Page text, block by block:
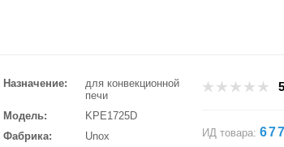
Назначение
для конвекционной
печи
Модель
KPE1725D
Фабрика
Unox
ИД товара: